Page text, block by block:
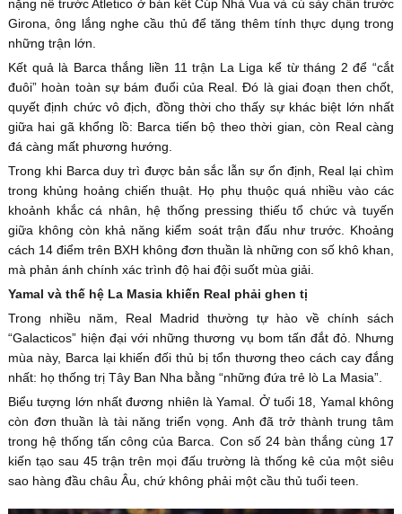
nặng nề trước Atletico ở bán kết Cúp Nhà Vua và cú sảy chân trước
Girona, ông lắng nghe cầu thủ để tăng thêm tính thực dụng trong
những trận lớn.
Kết quả là Barca thắng liền 11 trận La Liga kể từ tháng 2 để “cắt
đuôi” hoàn toàn sự bám đuổi của Real. Đó là giai đoạn then chốt,
quyết định chức vô địch, đồng thời cho thấy sự khác biệt lớn nhất
giữa hai gã khổng lồ: Barca tiến bộ theo thời gian, còn Real càng
đá càng mất phương hướng.
Trong khi Barca duy trì được bản sắc lẫn sự ổn định, Real lại chìm
trong khủng hoảng chiến thuật. Họ phụ thuộc quá nhiều vào các
khoảnh khắc cá nhân, hệ thống pressing thiếu tổ chức và tuyến
giữa không còn khả năng kiểm soát trận đấu như trước. Khoảng
cách 14 điểm trên BXH không đơn thuần là những con số khô khan,
mà phản ánh chính xác trình độ hai đội suốt mùa giải.
Yamal và thế hệ La Masia khiến Real phải ghen tị
Trong nhiều năm, Real Madrid thường tự hào về chính sách
“Galacticos” hiện đại với những thương vụ bom tấn đắt đỏ. Nhưng
mùa này, Barca lại khiến đối thủ bị tổn thương theo cách cay đắng
nhất: họ thống trị Tây Ban Nha bằng “những đứa trẻ lò La Masia”.
Biểu tượng lớn nhất đương nhiên là Yamal. Ở tuổi 18, Yamal không
còn đơn thuần là tài năng triển vọng. Anh đã trở thành trung tâm
trong hệ thống tấn công của Barca. Con số 24 bàn thắng cùng 17
kiến tạo sau 45 trận trên mọi đấu trường là thống kê của một siêu
sao hàng đầu châu Âu, chứ không phải một cầu thủ tuổi teen.